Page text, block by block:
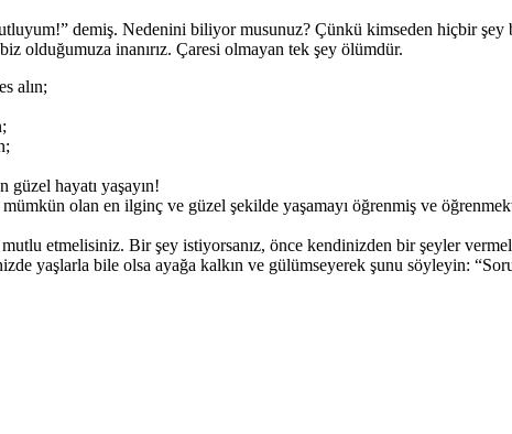
demiş. Nedenini biliyor musunuz? Çünkü kimseden hiçbir
olduğumuza inanırız. Çaresi olmayan tek şey ölümdür.
alın;
hayatı yaşayın!
olan en ilginç ve güzel şekilde yaşamayı öğrenmiş ve
etmelisiniz. Bir şey istiyorsanız, önce kendinizden bir şeyler
yaşlarla bile olsa ayağa kalkın ve gülümseyerek şunu söyleyin: